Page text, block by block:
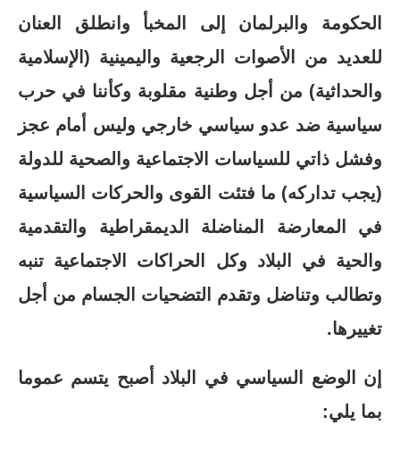
الحكومة والبرلمان إلى المخبأ وانطلق العنان
للعديد من الأصوات الرجعية واليمينية (الإسلامية
والحداثية) من أجل وطنية مقلوبة وكأننا في حرب
سياسية ضد عدو سياسي خارجي وليس أمام عجز
وفشل ذاتي للسياسات الاجتماعية والصحية للدولة
(يجب تداركه) ما فتئت القوى والحركات السياسية
في المعارضة المناضلة الديمقراطية والتقدمية
والحية في البلاد وكل الحراكات الاجتماعية تنبه
وتطالب وتناضل وتقدم التضحيات الجسام من أجل
تغييرها.
إن الوضع السياسي في البلاد أصبح يتسم عموما
بما يلي: